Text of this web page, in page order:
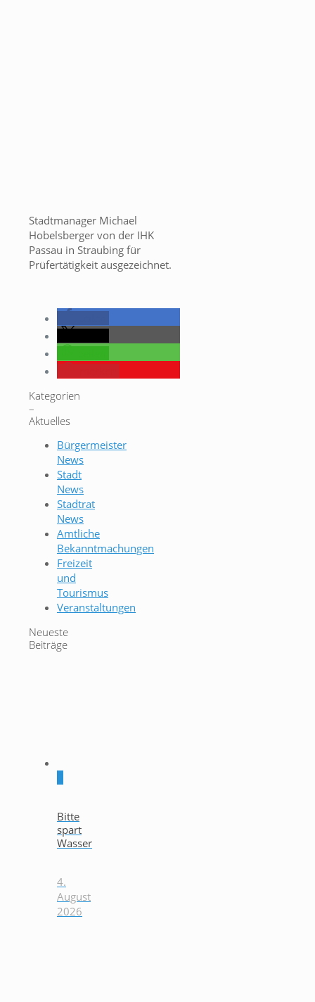
Stadtmanager Michael
Hobelsberger von der IHK
Passau in Straubing für
Prüfertätigkeit ausgezeichnet.
Kategorien
–
Aktuelles
Bürgermeister
News
Stadt
News
Stadtrat
News
Amtliche
Bekanntmachungen
Freizeit
und
Tourismus
Veranstaltungen
Neueste
Beiträge
Bitte
spart
Wasser
4.
August
2026